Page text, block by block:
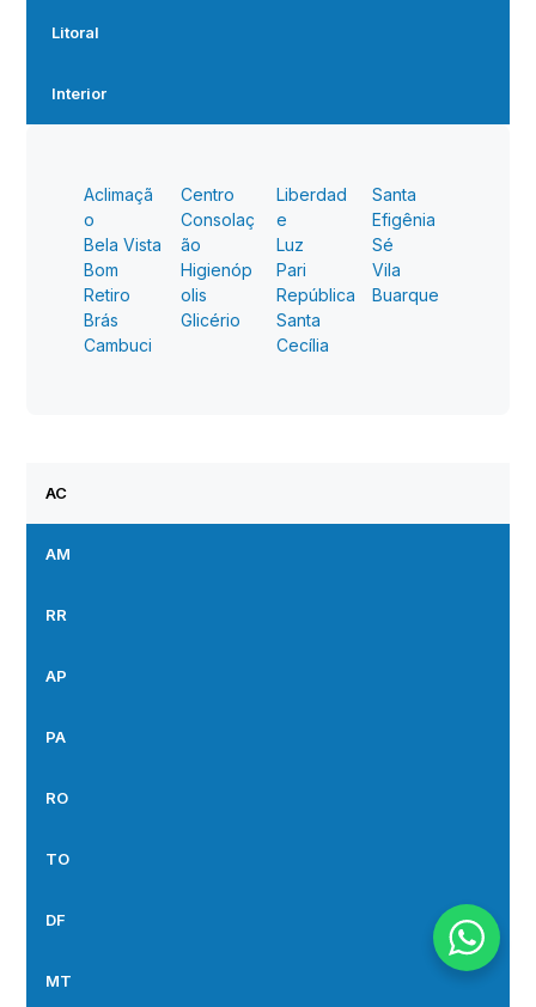
Litoral
Interior
Aclimaçã
o
Bela Vista
Bom
Retiro
Brás
Cambuci
Centro
Consolaç
ão
Higienóp
olis
Glicério
Liberdad
e
Luz
Pari
República
Santa
Cecília
Santa
Efigênia
Sé
Vila
Buarque
AC
AM
RR
AP
PA
RO
TO
DF
MT